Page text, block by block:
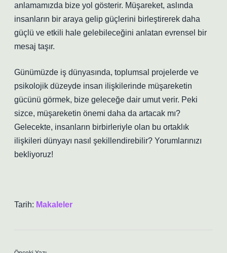
anlamamızda bize yol gösterir. Müşareket, aslında
insanların bir araya gelip güçlerini birleştirerek daha
güçlü ve etkili hale gelebileceğini anlatan evrensel bir
mesaj taşır.
Günümüzde iş dünyasında, toplumsal projelerde ve
psikolojik düzeyde insan ilişkilerinde müşareketin
gücünü görmek, bize geleceğe dair umut verir. Peki
sizce, müşareketin önemi daha da artacak mı?
Gelecekte, insanların birbirleriyle olan bu ortaklık
ilişkileri dünyayı nasıl şekillendirebilir? Yorumlarınızı
bekliyoruz!
Tarih: Makaleler